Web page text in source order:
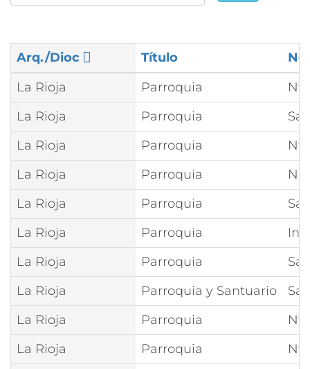
Arq./Dioc Título
La Rioja
Parroquia
La Rioja
Parroquia
La Rioja
Parroquia
La Rioja
Parroquia
La Rioja
Parroquia
La Rioja
Parroquia
La Rioja
Parroquia
La Rioja
Parroquia y Santuario
La Rioja
Parroquia
La Rioja
Parroquia